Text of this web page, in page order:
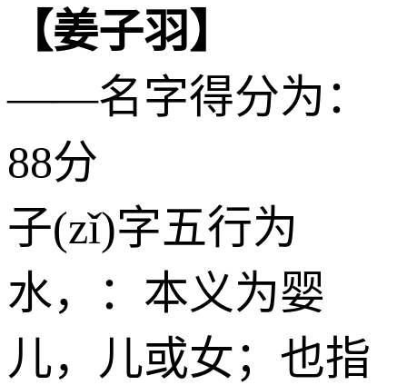
【姜子羽】
——名字得分为：
88分
子(zǐ)字五行为
水，：本义为婴
儿，儿或女；也指